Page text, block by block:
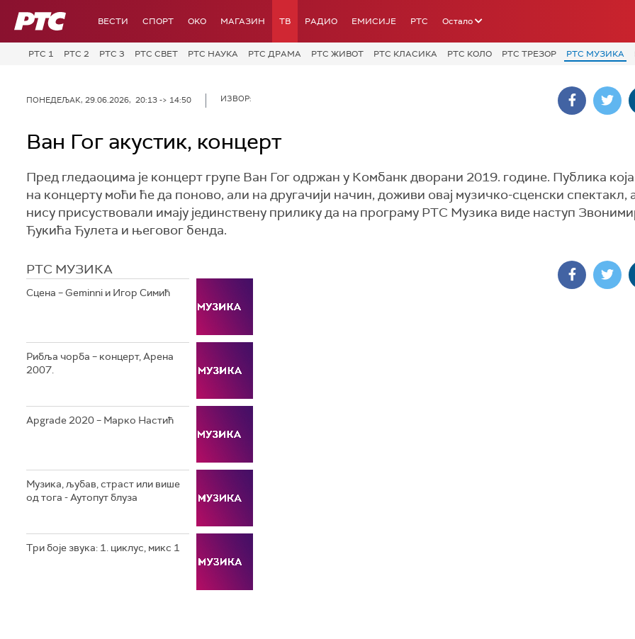
РТС ВЕСТИ СПОРТ OKO МАГАЗИН ТВ РАДИО ЕМИСИЈЕ РТС Остало
РТС 1 РТС 2 РТС 3 РТС СВЕТ РТС НАУКА РТС ДРАМА РТС ЖИВОТ РТС КЛАСИКА РТС КОЛО РТС ТРЕЗОР РТС МУЗИКА
ПОНЕДЕЉАК, 29.06.2026, 20:13 -> 14:50 ИЗВОР:
Ван Гог акустик, концерт
Пред гледаоцима је концерт групе Ван Гог одржан у Комбанк дворани 2019. године. Публика која
на концерту моћи ће да поново, али на другачији начин, доживи овај музичко-сценски спектакл,
нису присуствовали имају јединствену прилику да на програму РТС Музика виде наступ
Ђукића Ђулета и његовог бенда.
РТС МУЗИКА
Сцена – Geminni и Игор Симић
Рибља чорба – концерт, Арена
2007.
Apgrade 2020 – Марко Настић
Музика, љубав, страст или више
од тога - Аутопут блуза
Три боје звука: 1. циклус, микс 1